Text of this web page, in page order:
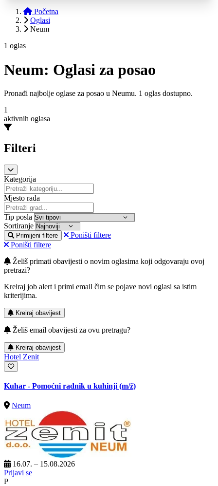
Početna
Oglasi
Neum
1 oglas
Neum: Oglasi za posao
Pronađi najbolje oglase za posao u Neumu. 1 oglas dostupno.
1
aktivnih oglasa
Filteri
Kategorija
Mjesto rada
Tip posla
Sortiranje
Primijeni filtere
Poništi filtere
Poništi filtere
Želiš primati obavijesti o novim oglasima koji odgovaraju ovoj
pretrazi?
Kreiraj job alert i primi email čim se pojave novi oglasi sa istim
kriterijima.
Kreiraj obavijest
Želiš email obavijesti za ovu pretragu?
Kreiraj obavijest
Hotel Zenit
Kuhar - Pomoćni radnik u kuhinji (m/ž)
Neum
16.07. – 15.08.2026
Prijavi se
P